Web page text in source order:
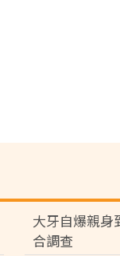
大牙自爆親身
合調查